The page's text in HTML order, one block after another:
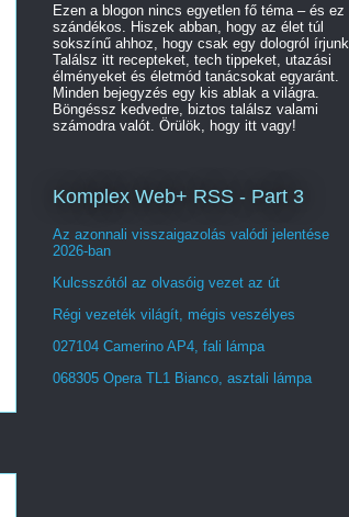
Ezen a blogon nincs egyetlen fő téma – és ez
szándékos. Hiszek abban, hogy az élet túl
sokszínű ahhoz, hogy csak egy dologról írjunk.
Találsz itt recepteket, tech tippeket, utazási
élményeket és életmód tanácsokat egyaránt.
Minden bejegyzés egy kis ablak a világra.
Böngéssz kedvedre, biztos találsz valami
számodra valót. Örülök, hogy itt vagy!
Komplex Web+ RSS - Part 3
Az azonnali visszaigazolás valódi jelentése
2026-ban
Kulcsszótól az olvasóig vezet az út
Régi vezeték világít, mégis veszélyes
027104 Camerino AP4, fali lámpa
068305 Opera TL1 Bianco, asztali lámpa